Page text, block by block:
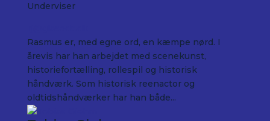
Underviser
Rasmus er, med egne ord, en kæmpe nørd. I
årevis har han arbejdet med scenekunst,
historiefortælling, rollespil og historisk
håndværk. Som historisk reenactor og
oldtidshåndværker har han både...